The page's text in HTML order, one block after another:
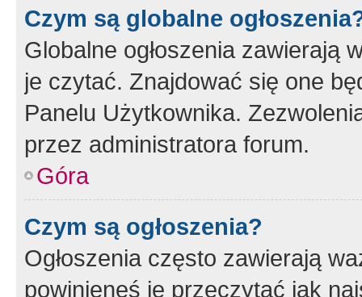
Czym są globalne
Globalne ogłoszenia zawierają
je czytać. Znajdować się one
Panelu Użytkownika.
przez administratora forum.
Góra
Czym są ogłoszenia?
Ogłoszenia często zawierają
powinieneś je przeczytać jak